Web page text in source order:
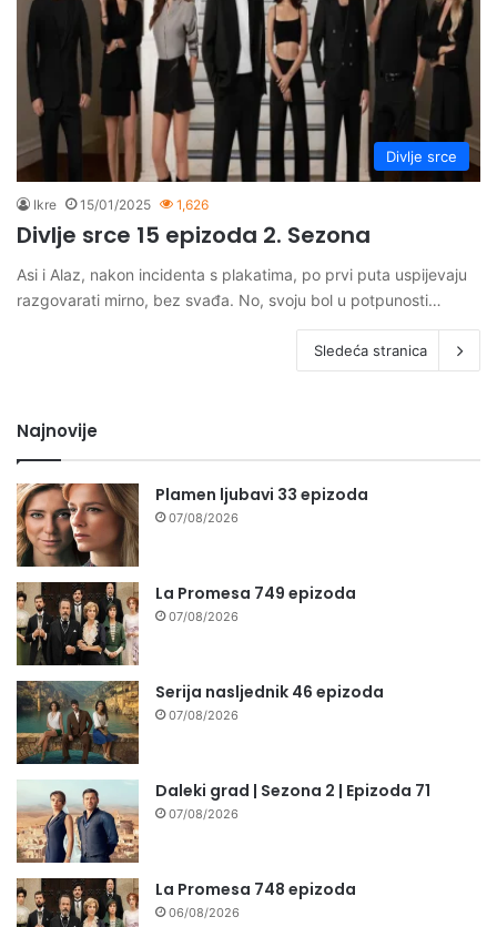
Divlje srce
Ikre 15/01/2025 1,626
Divlje srce 15 epizoda 2. Sezona
Asi i Alaz, nakon incidenta s plakatima, po prvi puta uspijevaju
razgovarati mirno, bez svađa. No, svoju bol u potpunosti…
Sledeća stranica
Najnovije
Plamen ljubavi 33 epizoda
07/08/2026
La Promesa 749 epizoda
07/08/2026
Serija nasljednik 46 epizoda
07/08/2026
Daleki grad | Sezona 2 | Epizoda 71
07/08/2026
La Promesa 748 epizoda
06/08/2026